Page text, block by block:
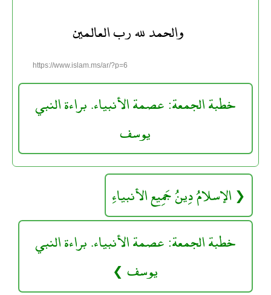
والحمد لله رب العالمين
https://www.islam.ms/ar/?p=6
خطبة الجمعة: عصمة الأنبياء. براءة النبي
يوسف
الإسلامُ دِينُ جَمِيع الأنبياءِ
خطبة الجمعة: عصمة الأنبياء. براءة النبي
يوسف